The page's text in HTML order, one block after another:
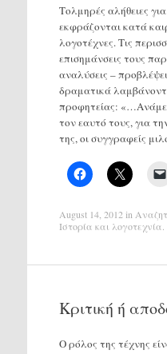
Τολμηρές αλήθειες
εκφράζονται κατά
λογοτέχνες. Τις
επισημάνσεις τους
αναλύσεις –
δραματικά
προφητείας:
τον εαυτό τους, για
της, οι συγγραφείς
August 14, 2012 in
Ιστορία και λογοτεχνία
Κριτική ή
Ο ρόλος της τέχνης